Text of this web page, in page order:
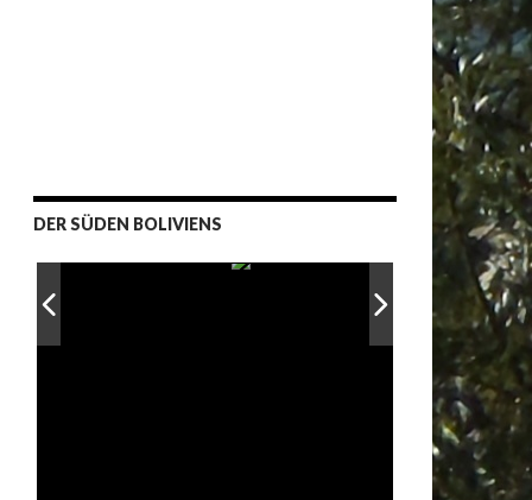
DER SÜDEN BOLIVIENS